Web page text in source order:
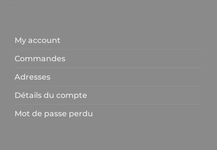
My account
Commandes
Adresses
Détails du compte
Mot de passe perdu